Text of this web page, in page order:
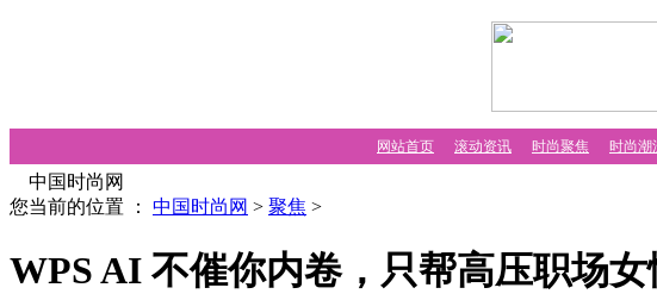
网站首页 滚动资讯 时尚聚焦 时尚潮
中国时尚网
您当前的位置 ： 中国时尚网 > 聚焦 >
WPS AI 不催你内卷，只帮高压职场